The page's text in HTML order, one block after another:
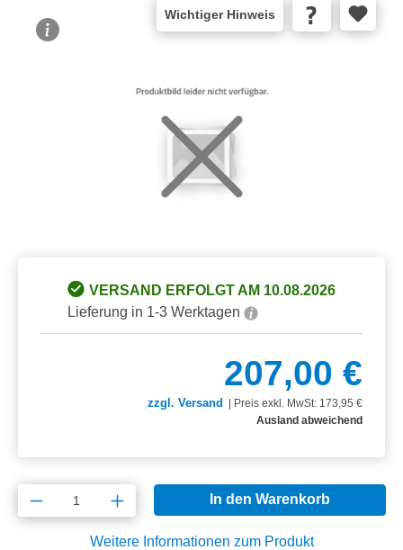
Wichtiger Hinweis
VERSAND ERFOLGT AM 10.08.2026
Lieferung in 1-3 Werktagen
207,00 €
zzgl. Versand
Preis exkl. MwSt: 173,95 €
Ausland abweichend
Produkt Anzahl: Gib den gewünschten
In den Warenkorb
Weitere Informationen zum Produkt